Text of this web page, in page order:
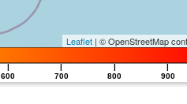
Leaflet | © OpenStreetMap
|
600
|
700
|
800
|
900